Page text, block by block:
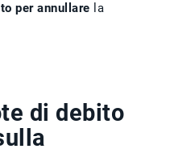
per annullare la
di debito